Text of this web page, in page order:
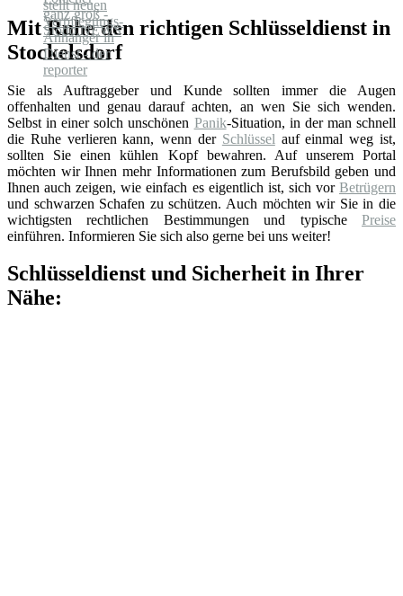
Mit Ruhe den richtigen Schlüsseldienst in
Stockelsdorf
Sie als Auftraggeber und Kunde sollten immer die Augen
offenhalten und genau darauf achten, an wen Sie sich wenden.
Selbst in einer solch unschönen Panik-Situation, in der man schnell
die Ruhe verlieren kann, wenn der Schlüssel auf einmal weg ist,
sollten Sie einen kühlen Kopf bewahren. Auf unserem Portal
möchten wir Ihnen mehr Informationen zum Berufsbild geben und
Ihnen auch zeigen, wie einfach es eigentlich ist, sich vor Betrügern
und schwarzen Schafen zu schützen. Auch möchten wir Sie in die
wichtigsten rechtlichen Bestimmungen und typische Preise
einführen. Informieren Sie sich also gerne bei uns weiter!
Schlüsseldienst und Sicherheit in Ihrer
Nähe: